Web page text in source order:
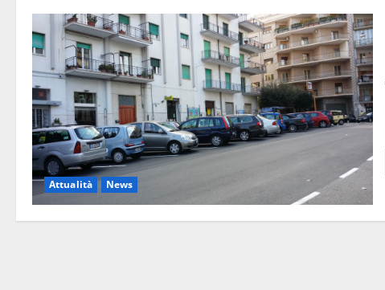
Attualità News